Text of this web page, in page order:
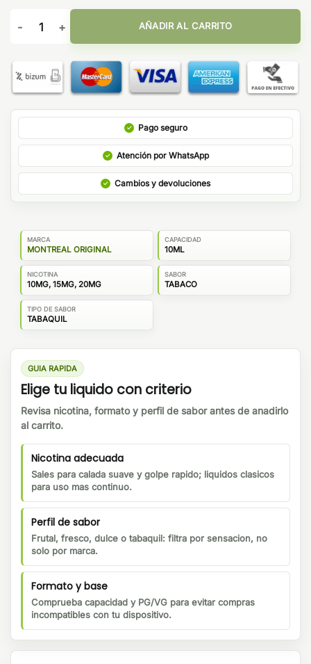
Montreal Original Salts Castle 10ml cantidad
AÑADIR AL CARRITO
Pago seguro
Atención por WhatsApp
Cambios y devoluciones
MARCA
MONTREAL ORIGINAL
CAPACIDAD
10ML
NICOTINA
10MG, 15MG, 20MG
SABOR
TABACO
TIPO DE SABOR
TABAQUIL
GUIA RAPIDA
Elige tu liquido con criterio
Revisa nicotina, formato y perfil de sabor antes de anadirlo
al carrito.
Nicotina adecuada
Sales para calada suave y golpe rapido; liquidos clasicos
para uso mas continuo.
Perfil de sabor
Frutal, fresco, dulce o tabaquil: filtra por sensacion, no
solo por marca.
Formato y base
Comprueba capacidad y PG/VG para evitar compras
incompatibles con tu dispositivo.